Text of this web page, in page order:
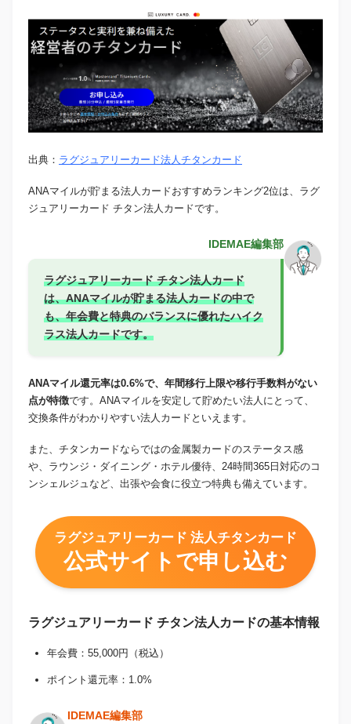
出典： ラグジュアリーカード法人チタンカード
ANAマイルが貯まる法人カードおすすめランキング2位は、ラグ
ジュアリーカード チタン法人カードです。
IDEMAE編集部
ラグジュアリーカード チタン法人カード
は、ANAマイルが貯まる法人カードの中で
も、年会費と特典のバランスに優れたハイク
ラス法人カードです。
ANAマイル還元率は0.6%で、年間移行上限や移行手数料がない
点が特徴です。ANAマイルを安定して貯めたい法人にとって、
交換条件がわかりやすい法人カードといえます。
また、チタンカードならではの金属製カードのステータス感
や、ラウンジ・ダイニング・ホテル優待、24時間365日対応のコ
ンシェルジュなど、出張や会食に役立つ特典も備えています。
ラグジュアリーカード 法人チタンカード
公式サイトで申し込む
ラグジュアリーカード チタン法人カードの基本情報
年会費：55,000円（税込）
ポイント還元率：1.0%
IDEMAE編集部